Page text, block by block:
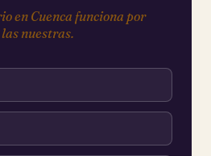
en Cuenca funciona por
nuestras.